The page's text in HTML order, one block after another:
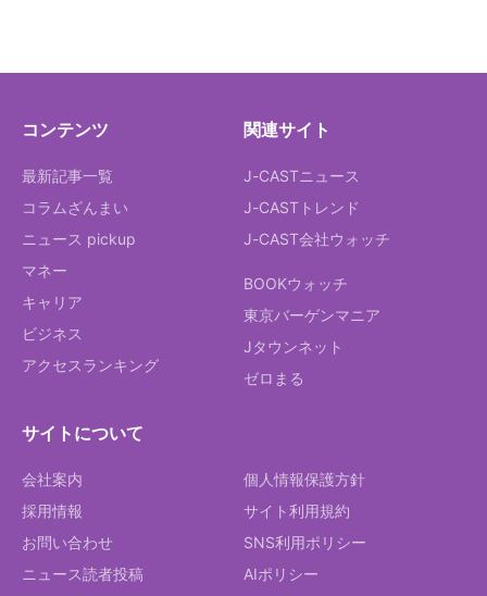
コンテンツ
最新記事一覧
コラムざんまい
ニュース pickup
マネー
キャリア
ビジネス
アクセスランキング
関連サイト
J-CASTニュース
J-CASTトレンド
J-CAST会社ウォッチ
BOOKウォッチ
東京バーゲンマニア
Jタウンネット
ゼロまる
サイトについて
会社案内
採用情報
お問い合わせ
ニュース読者投稿
個人情報保護方針
サイト利用規約
SNS利用ポリシー
AIポリシー